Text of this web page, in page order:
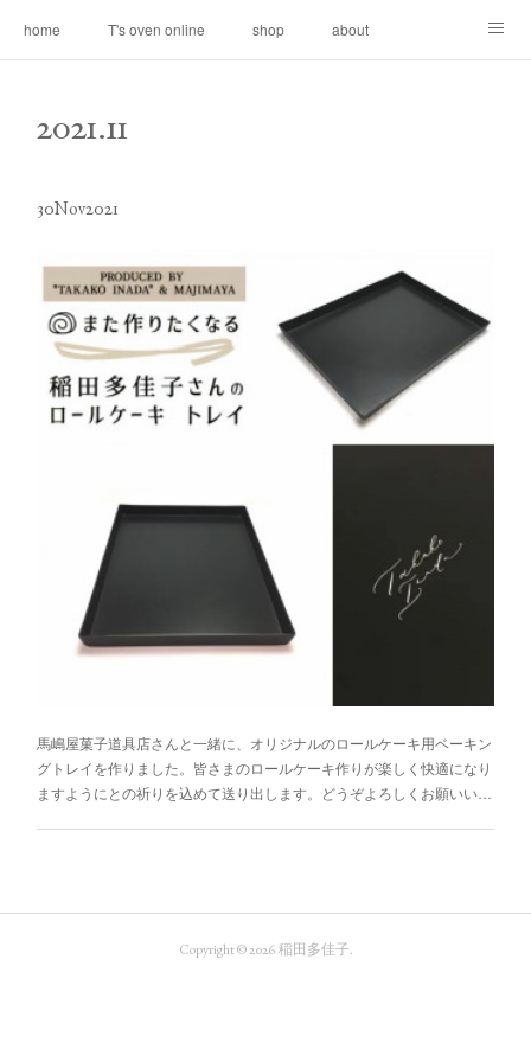
home T's oven online shop about
2021.11
30Nov2021
馬嶋屋菓子道具店さんと一緒に、オリジナルのロールケーキ用ベーキン
グトレイを作りました。皆さまのロールケーキ作りが楽しく快適になり
ますようにとの祈りを込めて送り出します。どうぞよろしくお願いい…
Copyright ©2026稲田多佳子.